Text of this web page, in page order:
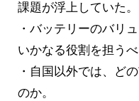
課題が浮上していた。
・バッテリーのバリ
いかなる役割を担うべ
・自国以外では、ど
のか。